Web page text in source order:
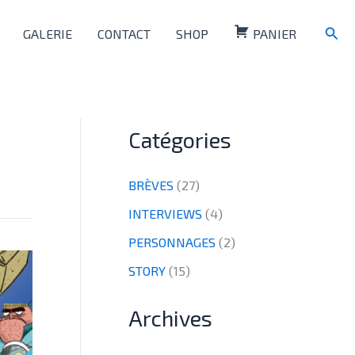
GALERIE CONTACT SHOP PANIER
Catégories
BRÈVES (27)
INTERVIEWS (4)
PERSONNAGES (2)
STORY (15)
Archives